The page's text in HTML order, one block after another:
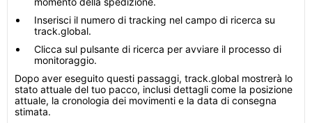
Inserisci il numero di tracking nel campo di ricerca su
track.global.
Clicca sul pulsante di ricerca per avviare il processo di
monitoraggio.
Dopo aver eseguito questi passaggi, track.global mostrerà lo
stato attuale del tuo pacco, inclusi dettagli come la posizione
attuale, la cronologia dei movimenti e la data di consegna
stimata.